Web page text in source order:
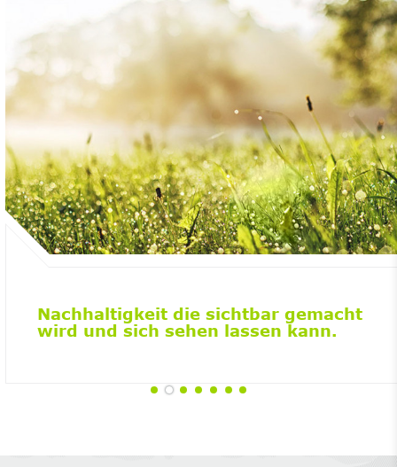
Nachhaltigkeit die sichtbar gemacht
wird und sich sehen lassen kann.